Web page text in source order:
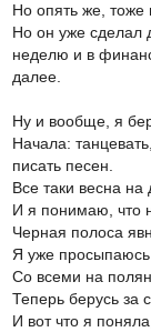
Но опять же, тоже
Но он уже сделал
неделю и в
далее.
Ну и вообще, я
Начала:
писать песен.
Все таки весна на
И я понимаю, что
Черная полоса
Я уже
Со всеми на
Теперь берусь за
И вот что я